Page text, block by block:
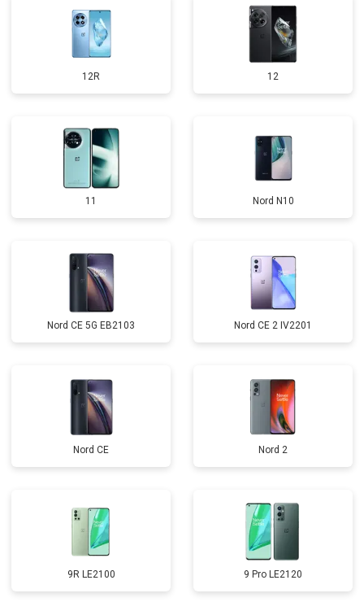
12R 12
11 Nord N10
Nord CE 5G EB2103 Nord CE 2 IV2201
Nord CE Nord 2
9R LE2100 9 Pro LE2120